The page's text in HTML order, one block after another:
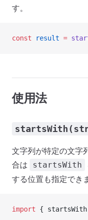
す。
const result =
使用法
文字列が特定の文字
合は
startsWith
する位置も指定でき
import {